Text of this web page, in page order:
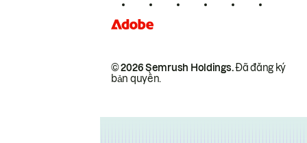
© 2026 Semrush Holdings.Đã đăng ký
bản quyền.